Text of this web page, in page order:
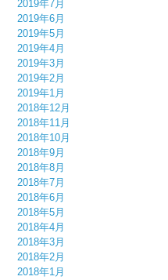
2019年7月
2019年6月
2019年5月
2019年4月
2019年3月
2019年2月
2019年1月
2018年12月
2018年11月
2018年10月
2018年9月
2018年8月
2018年7月
2018年6月
2018年5月
2018年4月
2018年3月
2018年2月
2018年1月